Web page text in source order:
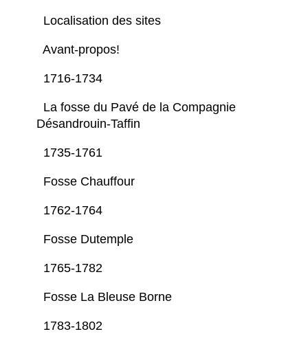
Localisation des sites
Avant-propos!
1716-1734
La fosse du Pavé de la Compagnie
Désandrouin-Taffin
1735-1761
Fosse Chauffour
1762-1764
Fosse Dutemple
1765-1782
Fosse La Bleuse Borne
1783-1802